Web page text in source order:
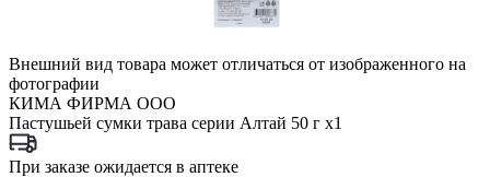
Внешний вид товара может отличаться от изображенного на
фотографии
КИМА ФИРМА ООО
Пастушьей сумки трава серии Алтай 50 г x1
При заказе ожидается в аптеке